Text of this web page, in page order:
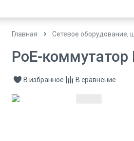
Главная Сетевое оборудование,
PoE-коммутатор
В избранное В сравнение